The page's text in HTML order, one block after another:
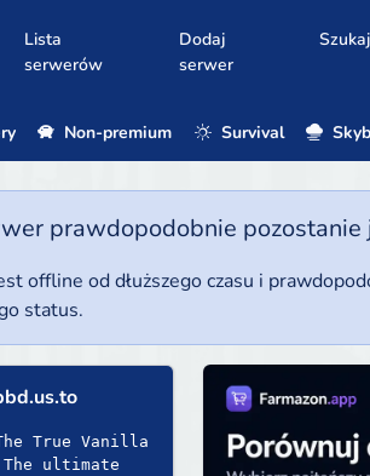
Lista
serwerów
Dodaj
serwer
Szukaj
Non-premium Survival
prawdopodobnie pozostanie
offline od dłuższego czasu i
status.
True Vanilla
ultimate